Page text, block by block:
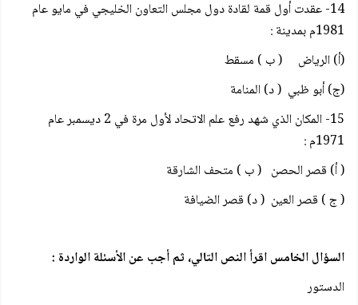
14- عقدت أول قمة لقادة دول مجلس التعاون الخليجي في مايو عام
1981م بمدينة :
(أ) الرياض ( ب ) مسقط
(ج) أبو ظبي ( د) المنامة
15- المكان الذي شهد رفع علم الاتحاد لأول مرة في 2 ديسمبر عام
1971م :
( أ) قصر الحصن ( ب ) متحف الشارقة
( ج ) قصر العين ( د) قصر الضيافة
السؤال الخامس اقرأ النص التالي، ثم أجب عن الأسئلة الواردة :
الدستور